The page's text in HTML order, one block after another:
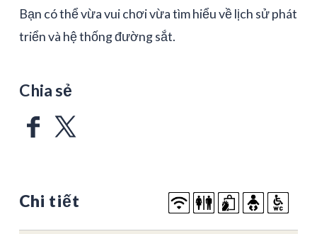
Bạn có thể vừa vui chơi vừa tìm hiểu về lịch sử phát
triển và hệ thống đường sắt.
Chia sẻ
Chi tiết